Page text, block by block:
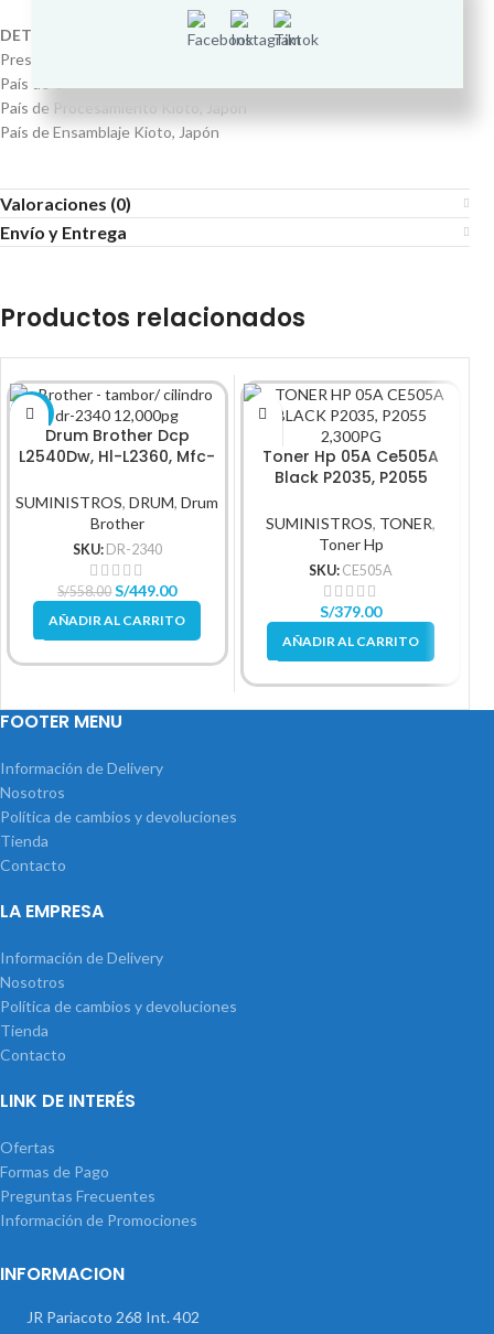
DETALLE TÉCNICOS
Presentación del ProductoOriginal
País de Origen Kioto, Japón
País de Procesamiento Kioto, Japón
País de Ensamblaje Kioto, Japón
Valoraciones (0)
Envío y Entrega
Productos relacionados
Drum Brother Dcp
L2540Dw, Hl-L2360, Mfc-
SUMINISTROS,DRUM,Drum
Brother
SKU: DR-2340
S/558.00 S/449.00
AÑADIR AL CARRITO
Toner Hp 05A Ce505A
Black P2035, P2055
SUMINISTROS, TONER,
Toner Hp
SKU: CE505A
S/379.00
AÑADIR AL CARRITO
FOOTER MENU
Información de Delivery
Nosotros
Política de cambios y devoluciones
Tienda
Contacto
LA EMPRESA
Información de Delivery
Nosotros
Política de cambios y devoluciones
Tienda
Contacto
LINK DE INTERÉS
Ofertas
Formas de Pago
Preguntas Frecuentes
Información de Promociones
INFORMACION
JR Pariacoto 268 Int. 402